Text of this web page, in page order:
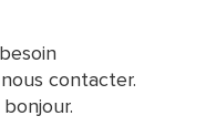
contacter.